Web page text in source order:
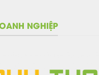
NGHIỆP